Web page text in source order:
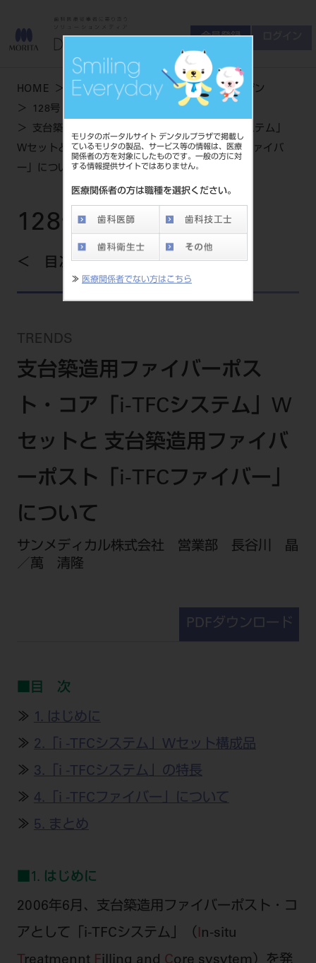
モリタのポータルサイト デンタルプラザで掲載し
ているモリタの製品、サービス等の情報は、医療
関係者の方を対象にしたものです。一般の方に対
する情報提供サイトではありません。
医療関係者の方は職種を選択ください。
≫ 医療関係者でない方はこちら
会員登録
HOME 学術・お役立ち情報
デンタルマガジン
128号 SPRING
支台築造用ファイバーポスト・コア「i-TFCシステム」
Wセットと 支台築造用ファイバーポスト「i-TFCファイバ
ー」について
128号 SPRING
目次を見る
TRENDS
支台築造用ファイバーポス
ト・コア「i-TFCシステム」W
セットと 支台築造用ファイバ
ーポスト「i-TFCファイバー」
について
サンメディカル株式会社 営業部 長谷川 晶
／萬 清隆
PDFダウンロード
■目 次
≫ 1. はじめに
≫ 2.「i -TFCシステム」Wセット構成品
≫ 3.「i -TFCシステム」の特長
≫ 4.「i -TFCファイバー」について
≫ 5. まとめ
■1. はじめに
2006年6月、支台築造用ファイバーポスト・コ
アとして「i-TFCシステム」（ I n-situ
お問い合わせ
商品について
セミナーについて
友の会について
ご開業について
会員登録 ログイン
MORITA With
製品情報
製品情報トップ
製品カテゴリ
X線撮影装置・器具関連
その他設備機器
小型器械
診療用材料
院内ネットワーク関連
DOOR/IOS/CADCAM関連
ディーラー向けシステム関連
サポート情報
製品サポート情報
製品から探す
メーカーから探す
デジタル製品サポート
メールでのお問い合わせ
ご開業に関するお問い合わせ
歯科医師
歯科衛生士
歯科技工士
Webセミナー
デンタルショー
開業支援
One to One Club
開業マニュアル
歯科開業への道
Start Up チェック
動画セミナー アーカイブ
DENTAL OFFICE セレクション
モリタ友の会
有料会員のご案内
一般会員
衛生士会員
よくわかる高齢者歯科
始めよう訪問診療
院内ツアー
デンタルマガジン
ビデオライブラリー
DMR（ディーエムアール）
特集
ニュース
製品に関する重要なお知らせ
支店・営業所
全国のショールーム
北海道
宮城
東京
愛知
大阪
Dental Plaza Tokyo
MDSC
メールでのお問い合わせはこちら
電 話 / 0800-222-8020（無料）